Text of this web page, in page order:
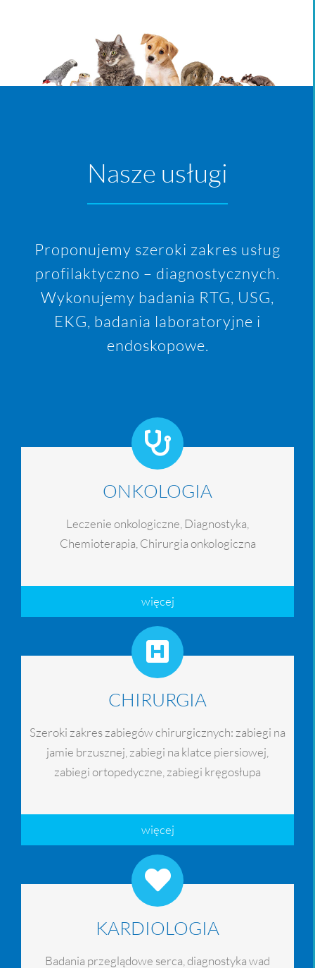
Nasze usługi
Proponujemy szeroki zakres usług
profilaktyczno – diagnostycznych.
Wykonujemy badania RTG, USG,
EKG, badania laboratoryjne i
endoskopowe.
ONKOLOGIA
Leczenie onkologiczne, Diagnostyka,
Chemioterapia, Chirurgia onkologiczna
więcej
CHIRURGIA
Szeroki zakres zabiegów chirurgicznych: zabiegi na
jamie brzusznej, zabiegi na klatce piersiowej,
zabiegi ortopedyczne, zabiegi kręgosłupa
więcej
KARDIOLOGIA
Badania przeglądowe serca, diagnostyka wad